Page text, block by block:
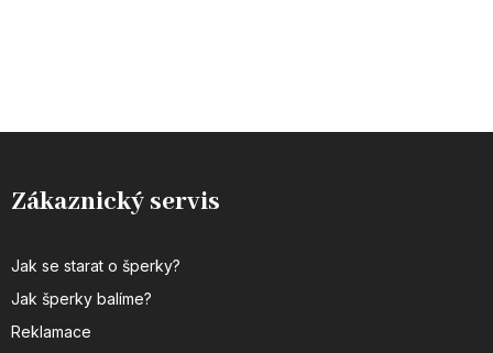
Zákaznický servis
Jak se starat o šperky?
Jak šperky balíme?
Reklamace